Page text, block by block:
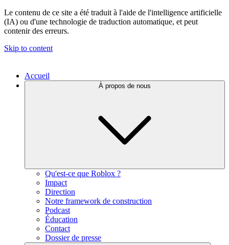
Le contenu de ce site a été traduit à l'aide de l'intelligence artificielle
(IA) ou d'une technologie de traduction automatique, et peut
contenir des erreurs.
Skip to content
Accueil
À propos de nous
Qu'est-ce que Roblox ?
Impact
Direction
Notre framework de construction
Podcast
Éducation
Contact
Dossier de presse